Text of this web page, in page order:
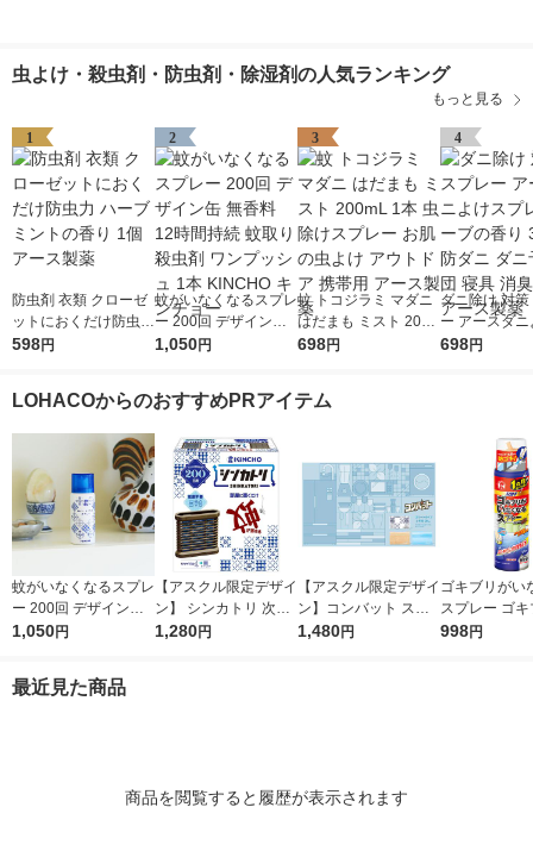
虫よけ・殺虫剤・防虫剤・除湿剤の人気ランキング
もっと見る
1
防虫剤 衣類 クローゼ
ットにおくだけ防虫力
ハーブミントの香り 1
598円
2
蚊がいなくなるスプレ
ー 200回 デザイン缶
無香料 12時間持続 蚊
ンチョー
1,050円
3
蚊 トコジラミ マダニ
はだまも ミスト 200
mL 1本 虫除けスプレ
製薬
698円
4
ダニ除け 対
ー アースダ
プレー ハーブ
698円
LOHACOからのおすすめPRアイテム
蚊がいなくなるスプレ
ー 200回 デザイン缶
無香料 12時間持続 蚊
ンチョー
1,050円
【アスクル限定デザイ
ン】 シンカトリ 次世
代型 屋内蚊取り 電源
1,280円
【アスクル限定デザイ
ン】コンバット スマ
ート ゴキブリ駆除剤
1,480円
ゴキブリがい
スプレー ゴ
コジラミ 駆除
998円
最近見た商品
商品を閲覧すると履歴が表示されます